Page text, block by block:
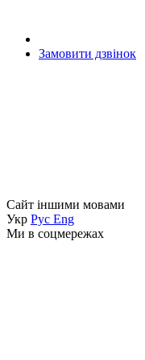
Замовити дзвінок
Сайт іншими мовами
Укр Рус Eng
Ми в соцмережах